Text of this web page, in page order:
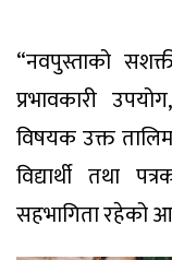
“नवपुस्ताको
प्रभावकारी
विषयक उक्त
विद्यार्थी तथा
सहभागिता रहेको